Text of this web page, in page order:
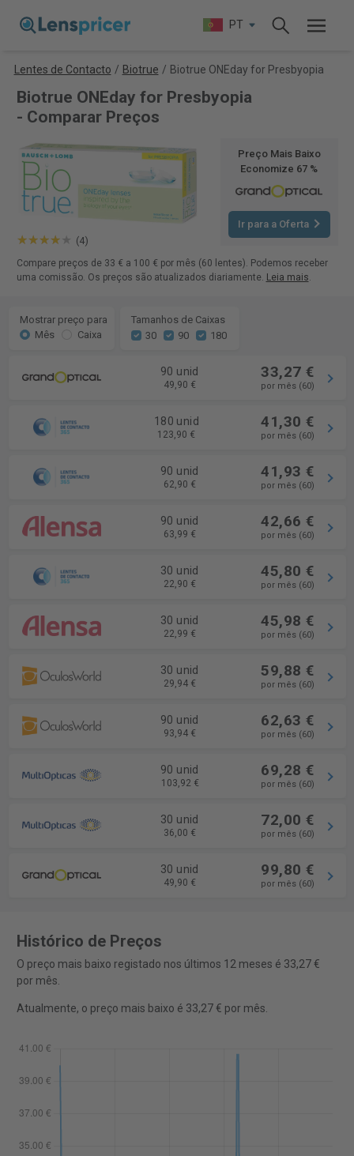
PT
Lentes de Contacto / Biotrue / Biotrue ONEday for Presbyopia
Biotrue ONEday for Presbyopia
- Comparar Preços
(4)
Preço Mais Baixo
Economize 67 %
Ir para a Oferta
Compare preços de 33 € a 100 € por mês (60 lentes). Podemos receber
uma comissão. Os preços são atualizados diariamente. Leia mais.
Mostrar preço para
Mês
Caixa
Tamanhos de Caixas
30
90 180
90 unid
49,90 €
33,27 €
por mês (60)
180 unid
123,90 €
41,30 €
por mês (60)
90 unid
62,90 €
41,93 €
por mês (60)
90 unid
63,99 €
42,66 €
por mês (60)
30 unid
22,90 €
45,80 €
por mês (60)
30 unid
22,99 €
45,98 €
por mês (60)
30 unid
29,94 €
59,88 €
por mês (60)
90 unid
93,94 €
62,63 €
por mês (60)
90 unid
103,92 €
69,28 €
por mês (60)
30 unid
36,00 €
72,00 €
por mês (60)
30 unid
49,90 €
99,80 €
por mês (60)
Histórico de Preços
O preço mais baixo registado nos últimos 12 meses é 33,27 €
por mês.
Atualmente, o preço mais baixo é 33,27 € por mês.